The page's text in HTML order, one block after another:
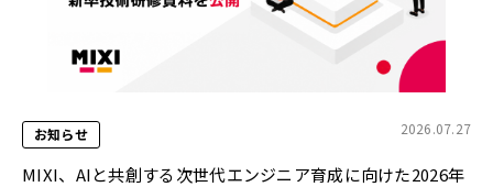
お知らせ 2026.07.27
MIXI、AIと共創する次世代エンジニア育成に向けた2026年